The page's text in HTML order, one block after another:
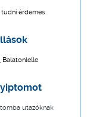
érdemes
Balatonlelle
utazóknak